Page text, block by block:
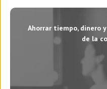
Ahorrar tiempo, dinero
de la